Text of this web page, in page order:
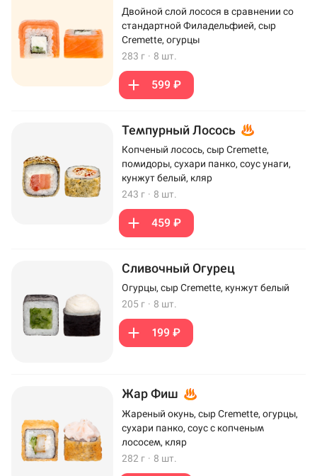
Двойной слой лосося в сравнении со
стандартной Филадельфией, сыр
Cremette, огурцы
283 г · 8 шт.
599 ₽
Темпурный Лосось
Копченый лосось, сыр Cremette,
помидоры, сухари панко, соус унаги,
кунжут белый, кляр
243 г · 8 шт.
459 ₽
Сливочный Огурец
Огурцы, сыр Cremette, кунжут белый
205 г · 8 шт.
199 ₽
Жар Фиш
Жареный окунь, сыр Cremette, огурцы,
сухари панко, соус с копченым
лососем, кляр
282 г · 8 шт.